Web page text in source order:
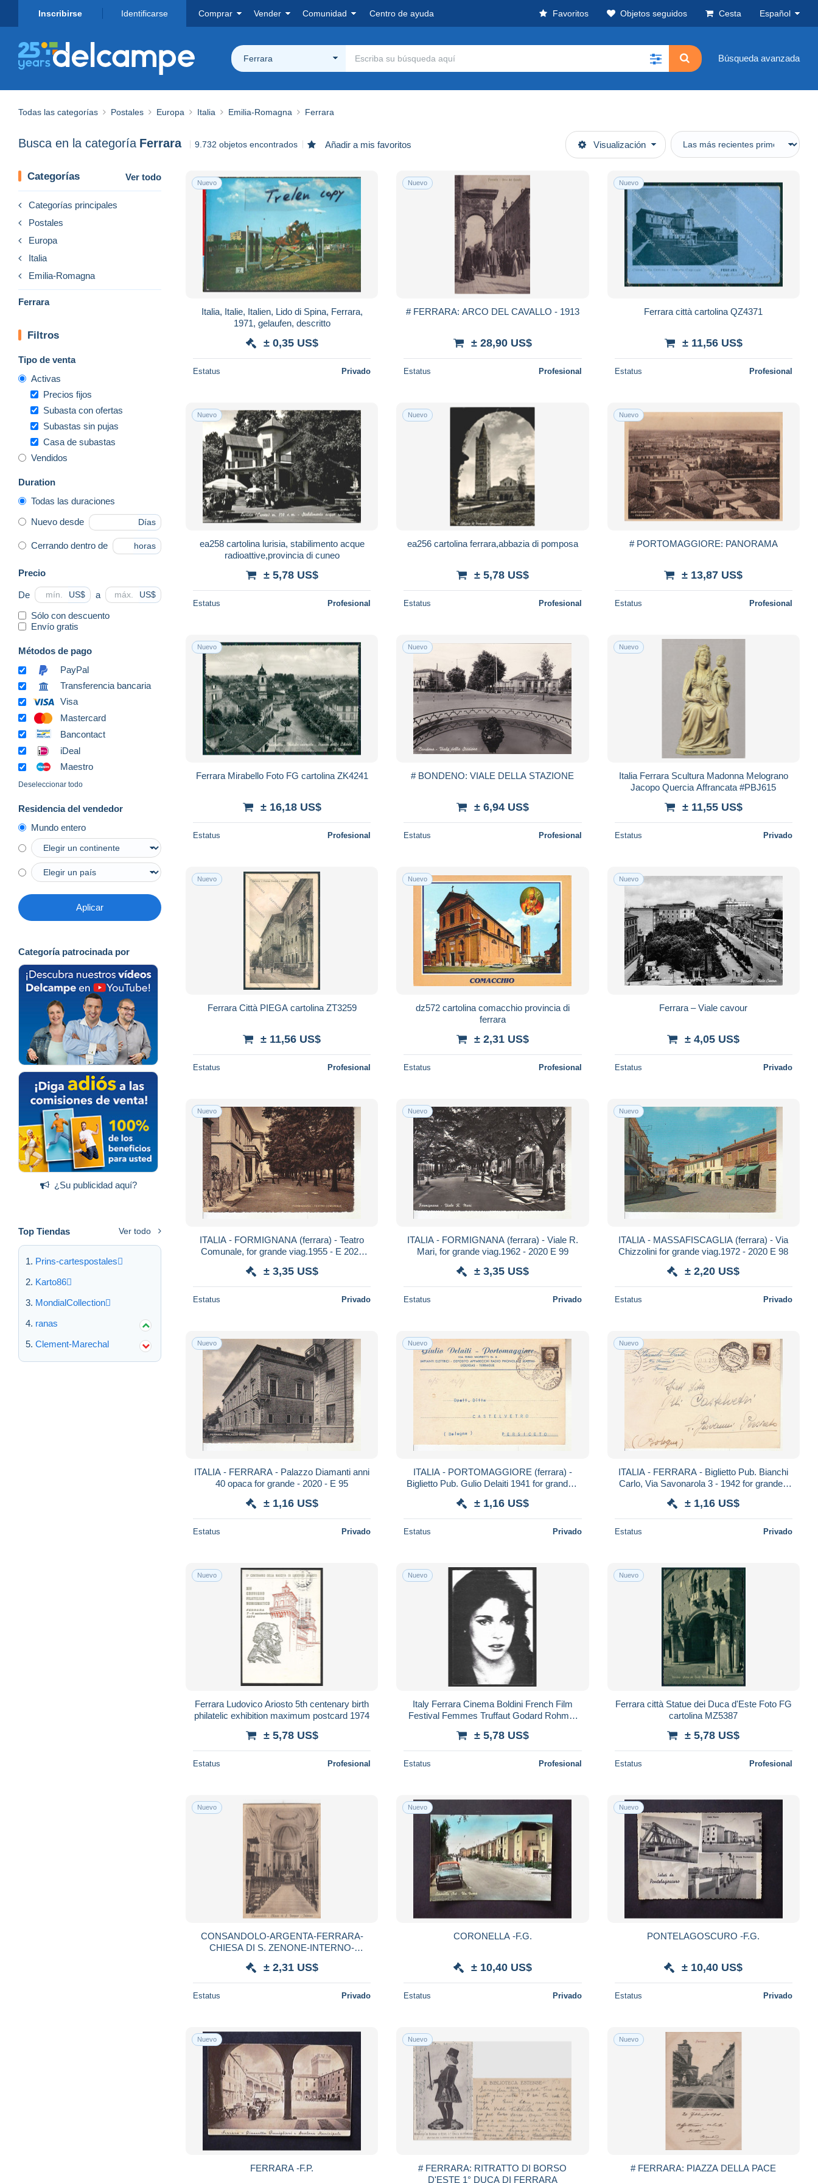
Inscribirse Identificarse Comprar Vender Comunidad Centro de ayuda Favoritos Objetos seguidos Cesta Español
Ferrara Búsqueda avanzada
Todas las categorías Postales Europa Italia Emilia-Romagna Ferrara
Busca en la categoría Ferrara 9.732 objetos encontrados Añadir a mis favoritos Visualización
Categorías Ver todo
Categorías principales
Postales
Europa
Italia
Emilia-Romagna
Ferrara
Filtros
Tipo de venta
Activas
Precios fijos
Subasta con ofertas
Subastas sin pujas
Casa de subastas
Vendidos
Duration
Todas las duraciones
Nuevo desde Días
Cerrando dentro de horas
Precio
De US$ a US$
Sólo con descuento
Envío gratis
Métodos de pago
PayPal
Transferencia bancaria
Visa
Mastercard
Bancontact
iDeal
Maestro
Deseleccionar todo
Residencia del vendedor
Mundo entero
Aplicar
Categoría patrocinada por
¿Su publicidad aquí?
Top Tiendas Ver todo
Prins-cartespostales
Karto86
MondialCollection
ranas
Clement-Marechal
Nuevo
Italia, Italie, Italien, Lido di Spina, Ferrara,
1971, gelaufen, descritto
± 0,35 US$
Estatus Privado
Nuevo
# FERRARA: ARCO DEL CAVALLO - 1913
± 28,90 US$
Estatus Profesional
Nuevo
Ferrara città cartolina QZ4371
± 11,56 US$
Estatus Profesional
Nuevo
ea258 cartolina lurisia, stabilimento acque
radioattive,provincia di cuneo
± 5,78 US$
Estatus Profesional
Nuevo
ea256 cartolina ferrara,abbazia di pomposa
± 5,78 US$
Estatus Profesional
Nuevo
# PORTOMAGGIORE: PANORAMA
± 13,87 US$
Estatus Profesional
Nuevo
Ferrara Mirabello Foto FG cartolina ZK4241
± 16,18 US$
Estatus Profesional
Nuevo
# BONDENO: VIALE DELLA STAZIONE
± 6,94 US$
Estatus Profesional
Nuevo
Italia Ferrara Scultura Madonna Melograno
Jacopo Quercia Affrancata #PBJ615
± 11,55 US$
Estatus Privado
Nuevo
Ferrara Città PIEGA cartolina ZT3259
± 11,56 US$
Estatus Profesional
Nuevo
dz572 cartolina comacchio provincia di
ferrara
± 2,31 US$
Estatus Profesional
Nuevo
Ferrara – Viale cavour
± 4,05 US$
Estatus Privado
Nuevo
ITALIA - FORMIGNANA (ferrara) - Teatro
Comunale, for grande viag.1955 - E 2020
± 3,35 US$
Estatus Privado
Nuevo
ITALIA - FORMIGNANA (ferrara) - Viale R.
Mari, for grande viag.1962 - 2020 E 99
± 3,35 US$
Estatus Privado
Nuevo
ITALIA - MASSAFISCAGLIA (ferrara) - Via
Chizzolini for grande viag.1972 - 2020 E 98
± 2,20 US$
Estatus Privado
Nuevo
ITALIA - FERRARA - Palazzo Diamanti anni
40 opaca for grande - 2020 - E 95
± 1,16 US$
Estatus Privado
Nuevo
ITALIA - PORTOMAGGIORE (ferrara) -
Biglietto Pub. Gulio Delaiti 1941 for grande -
± 1,16 US$
Estatus Privado
Nuevo
ITALIA - FERRARA - Biglietto Pub. Bianchi
Carlo, Via Savonarola 3 - 1942 for grande -
± 1,16 US$
Estatus Privado
Nuevo
Ferrara Ludovico Ariosto 5th centenary birth
philatelic exhibition maximum postcard 1974
± 5,78 US$
Estatus Profesional
Nuevo
Italy Ferrara Cinema Boldini French Film
Festival Femmes Truffaut Godard Rohmer
± 5,78 US$
Estatus Profesional
Nuevo
Ferrara città Statue dei Duca d'Este Foto FG
cartolina MZ5387
± 5,78 US$
Estatus Profesional
Nuevo
CONSANDOLO-ARGENTA-FERRARA-
CHIESA DI S. ZENONE-INTERNO-
± 2,31 US$
Estatus Privado
Nuevo
CORONELLA -F.G.
± 10,40 US$
Estatus Privado
Nuevo
PONTELAGOSCURO -F.G.
± 10,40 US$
Estatus Privado
Nuevo
FERRARA -F.P.
Nuevo
# FERRARA: RITRATTO DI BORSO
D'ESTE 1° DUCA DI FERRARA
Nuevo
# FERRARA: PIAZZA DELLA PACE